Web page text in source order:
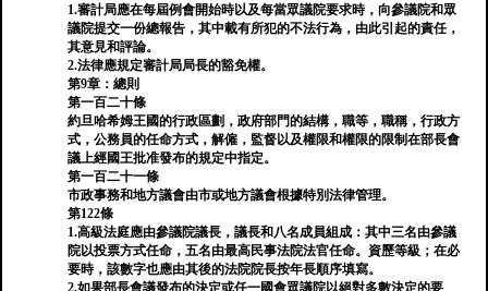
1.審計局應在每屆例會開始時以及每當眾議院要求時，向參議院和眾
議院提交一份總報告，其中載有所犯的不法行為，由此引起的責任，
其意見和評論。
2.法律應規定審計局局長的豁免權。
第9章：總則
第一百二十條
約旦哈希姆王國的行政區劃，政府部門的結構，職等，職稱，行政方
式，公務員的任命方式，解僱，監督以及權限和權限的限制在部長會
議上經國王批准發布的規定中指定。
第一百二十一條
市政事務和地方議會由市或地方議會根據特別法律管理。
第122條
1.高級法庭應由參議院議長，議長和八名成員組成：其中三名由參議
院以投票方式任命，五名由最高民事法院法官任命。資歷等級；在必
要時，該數字也應由其後的法院院長按年長順序填寫。
2.如果部長會議發布的決定或任一國會眾議院以絕對多數決定的要